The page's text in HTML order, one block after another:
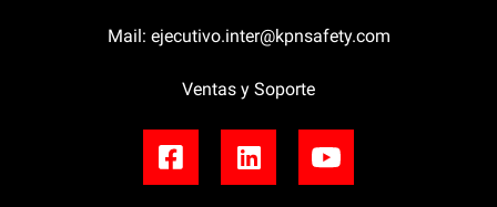
Mail: ejecutivo.inter@kpnsafety.com
Ventas y Soporte